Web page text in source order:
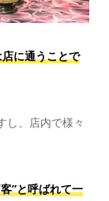
に通うことで
し、店内で様々
”と呼ばれて一